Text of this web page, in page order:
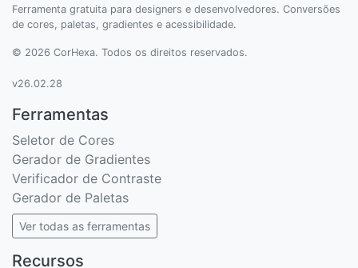
Ferramenta gratuita para designers e desenvolvedores. Conversões
de cores, paletas, gradientes e acessibilidade.
© 2026 CorHexa. Todos os direitos reservados.
v26.02.28
Ferramentas
Seletor de Cores
Gerador de Gradientes
Verificador de Contraste
Gerador de Paletas
Ver todas as ferramentas
Recursos